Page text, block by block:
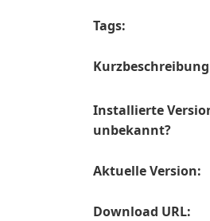
Tags:
Installierte
unbekannt?
Aktuelle Version:
Download URL: